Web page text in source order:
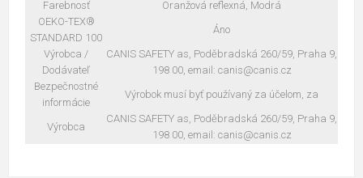
Farebnosť
Oranžová reflexná, Modrá
OEKO-TEX®
STANDARD 100
Áno
Výrobca /
Dodávateľ
CANIS SAFETY as, Poděbradská 260/59, Praha 9,
198 00, email: canis@canis.cz
Bezpečnostné
informácie
Výrobok musí byť používaný za účelom, za
Výrobca
CANIS SAFETY as, Poděbradská 260/59, Praha 9,
198 00, email: canis@canis.cz